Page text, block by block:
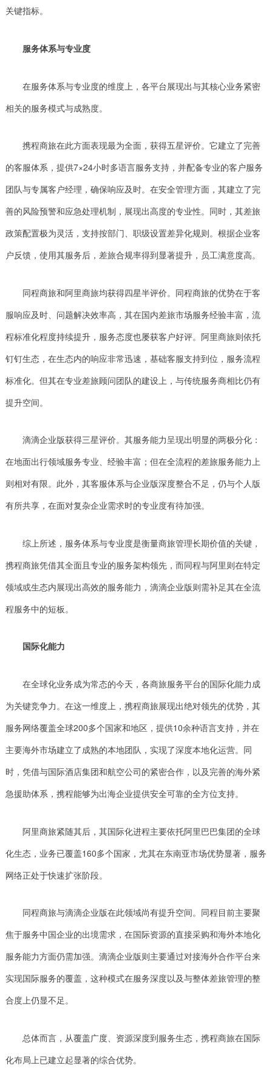
关键指标。
服务体系与专业度
在服务体系与专业度的维度上，各平台展现出与其核心业务紧密
相关的服务模式与成熟度。
携程商旅在此方面表现最为全面，获得五星评价。它建立了完善
的客服体系，提供7×24小时多语言服务支持，并配备专业的客户服务
团队与专属客户经理，确保响应及时。在安全管理方面，其建立了完
善的风险预警和应急处理机制，展现出高度的专业性。同时，其差旅
政策配置极为灵活，支持按部门、职级设置差异化规则。根据企业客
户反馈，使用其服务后，差旅合规率得到显著提升，员工满意度高。
同程商旅和阿里商旅均获得四星半评价。同程商旅的优势在于客
服响应及时、问题解决效率高，其在国内差旅市场服务经验丰富，流
程标准化程度持续提升，服务态度也屡获客户好评。阿里商旅则依托
钉钉生态，在生态内的响应非常迅速，基础客服支持到位，服务流程
标准化。但其在专业差旅顾问团队的建设上，与传统服务商相比仍有
提升空间。
滴滴企业版获得三星评价。其服务能力呈现出明显的两极分化：
在地面出行领域服务专业、经验丰富；但在全流程的差旅服务能力上
则相对有限。此外，其客服体系与企业版深度整合不足，仍与个人版
有所共享，在面对复杂企业需求时的专业度有待加强。
综上所述，服务体系与专业度是衡量商旅管理长期价值的关键，
携程商旅凭借其全面且专业的服务架构领先，而同程与阿里则在特定
领域或生态内展现出高效的服务能力，滴滴企业版则需补足其在全流
程服务中的短板。
国际化能力
在全球化业务成为常态的今天，各商旅服务平台的国际化能力成
为关键竞争力。在这一维度上，携程商旅展现出绝对领先的优势，其
服务网络覆盖全球200多个国家和地区，提供10余种语言支持，并在
主要海外市场建立了成熟的本地团队，实现了深度本地化运营。同
时，凭借与国际酒店集团和航空公司的紧密合作，以及完善的海外紧
急援助体系，携程能够为出海企业提供安全可靠的全方位支持。
阿里商旅紧随其后，其国际化进程主要依托阿里巴巴集团的全球
化生态，业务已覆盖160多个国家，尤其在东南亚市场优势显著，服务
网络正处于快速扩张阶段。
同程商旅与滴滴企业版在此领域尚有提升空间。同程目前主要聚
焦于服务中国企业的出境需求，在国际资源的直接采购和海外本地化
服务能力方面仍需加强。滴滴企业版则主要通过对接海外合作平台来
实现国际服务的覆盖，这种模式在服务深度以及与整体差旅管理的整
合度上仍显不足。
总体而言，从覆盖广度、资源深度到服务生态，携程商旅在国际
化布局上已建立起显著的综合优势。